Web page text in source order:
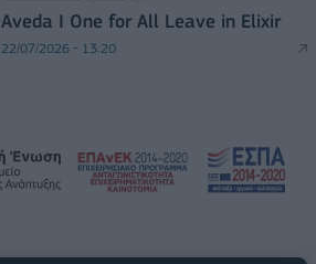
Aveda I One for All Leave in Elixir
22/07/2026 - 13:20